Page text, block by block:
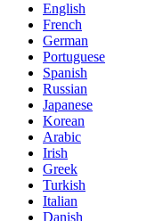
English
French
German
Portuguese
Spanish
Russian
Japanese
Korean
Arabic
Irish
Greek
Turkish
Italian
Danish